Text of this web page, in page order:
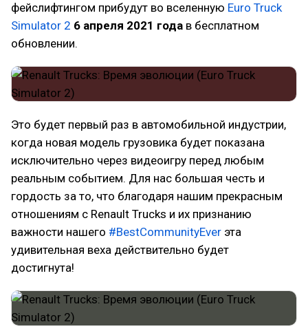
фейслифтингом прибудут во вселенную Euro Truck
Simulator 2 6 апреля 2021 года в бесплатном
обновлении.
Это будет первый раз в автомобильной индустрии,
когда новая модель грузовика будет показана
исключительно через видеоигру перед любым
реальным событием. Для нас большая честь и
гордость за то, что благодаря нашим прекрасным
отношениям с Renault Trucks и их признанию
важности нашего #BestCommunityEver эта
удивительная веха действительно будет
достигнута!